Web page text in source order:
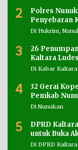
2
Polres
Penyebaran
Di Hukrim,
3
26
Kaltara
Di Kabar Kaltara
4
32 Gerai
Pemkab
Di Nunukan
5
DPRD
untuk Buka
Di DPRD Kaltara